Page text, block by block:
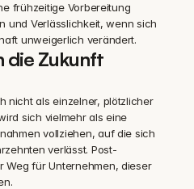
frühzeitige Vorbereitung
und Verlässlichkeit, wenn sich
unweigerlich verändert.
die Zukunft
nicht als einzelner, plötzlicher
sich vielmehr als eine
vollziehen, auf die sich
verlässt. Post-
Weg für Unternehmen, dieser